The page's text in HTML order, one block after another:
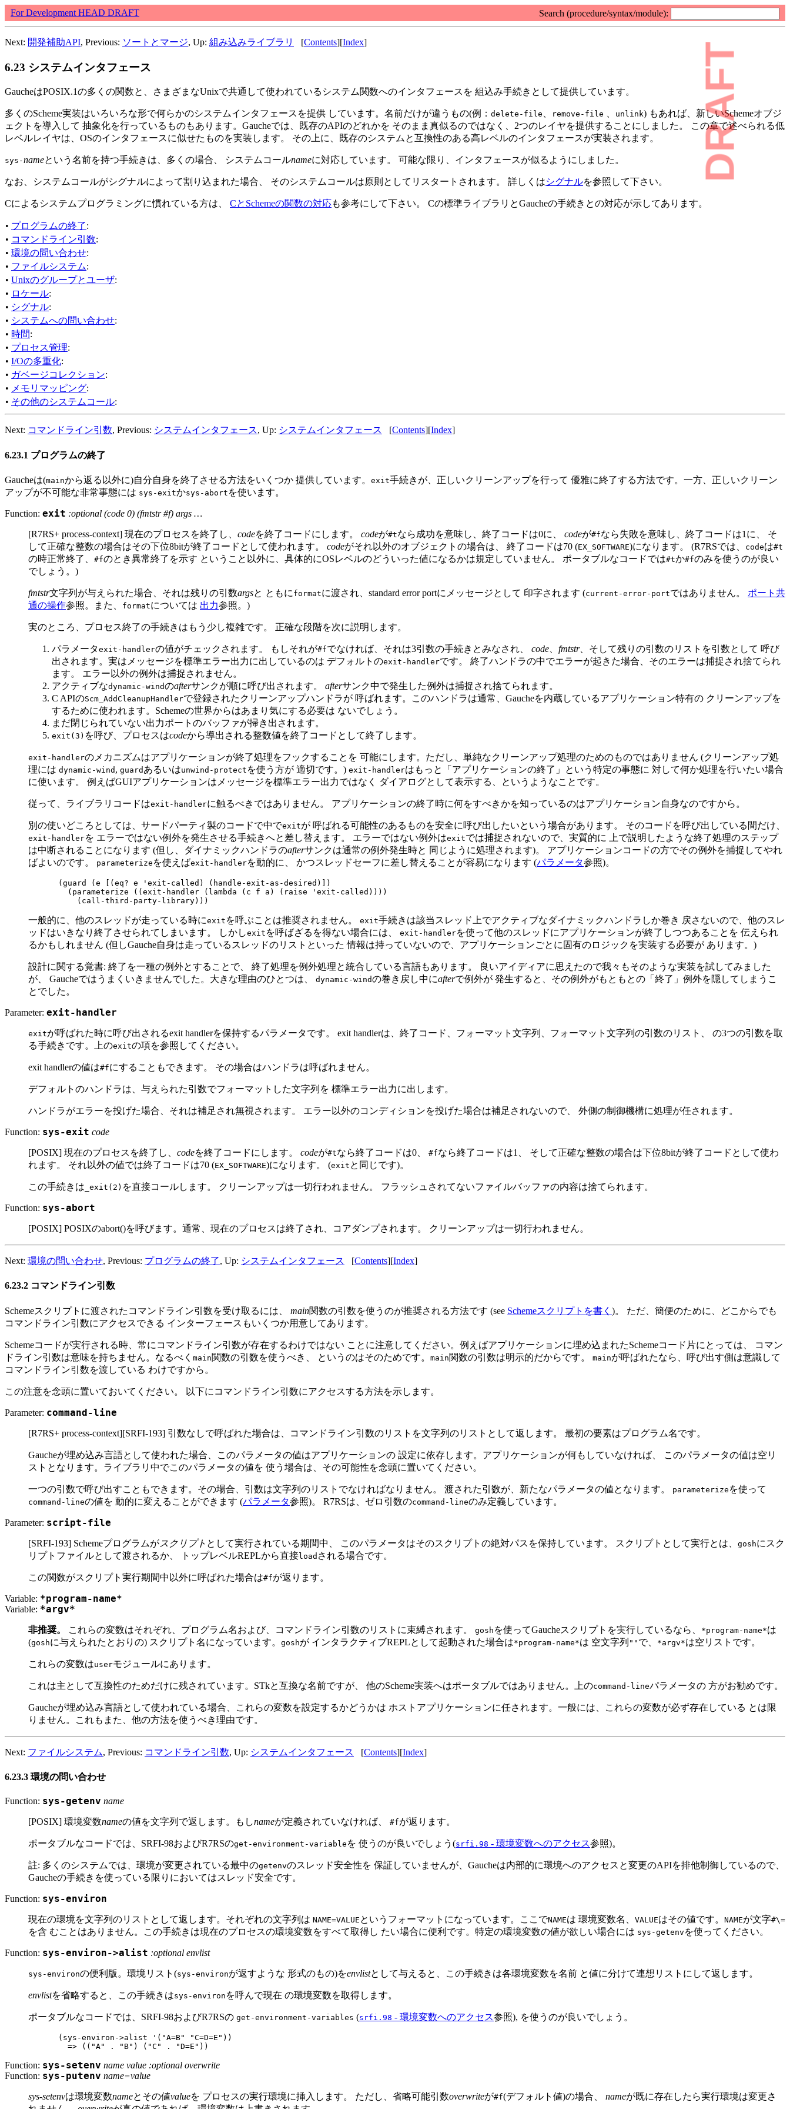
For Development HEAD DRAFT Search (procedure/syntax/module):
Next: 開発補助API, Previous: ソートとマージ, Up: 組み込みライブラリ [Contents][Index]
6.23 システムインタフェース
GaucheはPOSIX.1の多くの関数と、さまざまなUnixで共通して使われているシステム関数へのインタフェースを 組込み手続きとして提供しています。
多くのScheme実装はいろいろな形で何らかのシステムインタフェースを提供 しています。名前だけが違うもの(例： delete-file 、 remove-file 、 unlink) もあれば、新しいSchemeオブジ
ェクトを導入して 抽象化を行っているものもあります。Gaucheでは、既存のAPIのどれかを そのまま真似るのではなく、2つのレイヤを提供することにしました。 この章で述べられる低
レベルレイヤは、OSのインタフェースに似せたものを実装します。 その上に、既存のシステムと互換性のある高レベルのインタフェースが実装されます。
sys-nameという名前を持つ手続きは、多くの場合、 システムコールnameに対応しています。 可能な限り、インタフェースが似るようにしました。
なお、システムコールがシグナルによって割り込まれた場合、 そのシステムコールは原則としてリスタートされます。 詳しくはシグナルを参照して下さい。
Cによるシステムプログラミングに慣れている方は、 CとSchemeの関数の対応も参考にして下さい。 Cの標準ライブラリとGaucheの手続きとの対応が示してあります。
• プログラムの終了:
• コマンドライン引数:
• 環境の問い合わせ:
• ファイルシステム:
• Unixのグループとユーザ:
• ロケール:
• シグナル:
• システムへの問い合わせ:
• 時間:
• プロセス管理:
• I/Oの多重化:
• ガベージコレクション:
• メモリマッピング:
• その他のシステムコール:
Next: コマンドライン引数, Previous: システムインタフェース, Up: システムインタフェース [Contents][Index]
6.23.1 プログラムの終了
Gaucheは(mainから返る以外に)自分自身を終了させる方法をいくつか 提供しています。 exit手続きが、正しいクリーンアップを行って 優雅に終了する方法です。一方、正しいクリーン
アップが不可能な非常事態には sys-exitかsys-abort を使います。
Function: exit :optional (code 0) (fmtstr #f) args …
[R7RS+ process-context] 現在のプロセスを終了し、 codeを終了コードにします。 codeが#tなら成功を意味し、終了コードは0に、 codeが#fなら失敗を意味し、終了コードは1に、 そ
して正確な整数の場合はその下位8bitが終了コードとして使われます。 codeがそれ以外のオブジェクトの場合は、 終了コードは70 (EX_SOFTWARE)になります。 (R7RSでは、 codeは#t
の時正常終了、 #fのとき異常終了を示す ということ以外に、具体的にOSレベルのどういった値になるかは規定していません。 ポータブルなコードでは#tか#fのみを使うのが良い
でしょう。)
fmtstr文字列が与えられた場合、それは残りの引数argsと ともに formatに渡され、standard error portにメッセージとして 印字されます (current-error-portではありません。 ポート共
通の操作参照。また、 formatについては 出力参照。)
実のところ、プロセス終了の手続きはもう少し複雑です。 正確な段階を次に説明します。
パラメータexit-handlerの値がチェックされます。 もしそれが#fでなければ、それは3引数の手続きとみなされ、 code fmtstr、そして残りの引数のリストを引数として 呼び
出されます。実はメッセージを標準エラー出力に出しているのは デフォルトのexit-handlerです。 終了ハンドラの中でエラーが起きた場合、そのエラーは捕捉され捨てられ
ます。 エラー以外の例外は捕捉されません。
アクティブなdynamic-windのafterサンクが順に呼び出されます。 afterサンク中で発生した例外は捕捉され捨てられます。
C APIのScm_AddCleanupHandlerで登録されたクリーンアップハンドラが 呼ばれます。このハンドラは通常、Gaucheを内蔵しているアプリケーション特有の クリーンアップを
するために使われます。Schemeの世界からはあまり気にする必要は ないでしょう。
まだ閉じられていない出力ポートのバッファが掃き出されます。
exit(3) を呼び、プロセスはcodeから導出される整数値を終了コードとして終了します。
exit-handlerのメカニズムはアプリケーションが終了処理をフックすることを 可能にします。ただし、単純なクリーンアップ処理のためのものではありません (クリーンアップ処
理には dynamic-wind , guard あるいはunwind-protect を使う方が 適切です。) exit-handlerはもっと「アプリケーションの終了」という特定の事態に 対して何か処理を行いたい場合
に使います。 例えばGUIアプリケーションはメッセージを標準エラー出力ではなく ダイアログとして表示する、というようなことです。
従って、ライブラリコードはexit-handlerに触るべきではありません。 アプリケーションの終了時に何をすべきかを知っているのはアプリケーション自身なのですから。
別の使いどころとしては、サードパーティ製のコードで中でexitが 呼ばれる可能性のあるものを安全に呼び出したいという場合があります。 そのコードを呼び出している間だけ、
exit-handlerを エラーではない例外を発生させる手続きへと差し替えます。 エラーではない例外はexitでは捕捉されないので、実質的に 上で説明したような終了処理のステップ
は中断されることになります (但し、ダイナミックハンドラのafterサンクは通常の例外発生時と 同じように処理されます)。 アプリケーションコードの方でその例外を捕捉してやれ
ばよいのです。
parameterize を使えばexit-handlerを動的に、 かつスレッドセーフに差し替えることが容易になります (パラメータ参照)。
(guard (e [(eq? e 'exit-called) (handle-exit-as-desired)])
  (parameterize ((exit-handler (lambda (c f a) (raise 'exit-called))))
一般的に、他のスレッドが走っている時にexit を呼ぶことは推奨されません。 exit手続きは該当スレッド上でアクティブなダイナミックハンドラしか巻き 戻さないので、他のスレ
ッドはいきなり終了させられてしまいます。 しかしexit を呼ばざるを得ない場合には、 exit-handlerを使って他のスレッドにアプリケーションが終了しつつあることを 伝えられ
るかもしれません (但しGauche自身は走っているスレッドのリストといった 情報は持っていないので、アプリケーションごとに固有のロジックを実装する必要が あります。)
設計に関する覚書: 終了を一種の例外とすることで、 終了処理を例外処理と統合している言語もあります。 良いアイディアに思えたので我々もそのような実装を試してみました
が、 Gaucheではうまくいきませんでした。大きな理由のひとつは、 dynamic-windの巻き戻し中にafterで例外が 発生すると、その例外がもともとの「終了」例外を隠してしまうこ
とでした。
Parameter: exit-handler
exitが呼ばれた時に呼び出されるexit handlerを保持するパラメータです。 exit handlerは、終了コード、フォーマット文字列、フォーマット文字列の引数のリスト、 の3つの引数を取
る手続きです。上のexitの項を参照してください。
exit handlerの値は#fにすることもできます。 その場合はハンドラは呼ばれません。
デフォルトのハンドラは、与えられた引数でフォーマットした文字列を 標準エラー出力に出します。
ハンドラがエラーを投げた場合、それは補足され無視されます。 エラー以外のコンディションを投げた場合は補足されないので、 外側の制御機構に処理が任されます。
Function: sys-exit code
[POSIX] 現在のプロセスを終了し、 codeを終了コードにします。 codeが#tなら終了コードは0、 #fなら終了コードは1、 そして正確な整数の場合は下位8bitが終了コードとして使わ
れます。 それ以外の値では終了コードは70 (EX_SOFTWARE)になります。 (exit と同じです)。
この手続きは _exit(2) を直接コールします。 クリーンアップは一切行われません。 フラッシュされてないファイルバッファの内容は捨てられます。
Function: sys-abort
[POSIX] POSIXのabort()を呼びます。通常、現在のプロセスは終了され、コアダンプされます。 クリーンアップは一切行われません。
Next: 環境の問い合わせ, Previous: プログラムの終了, Up: システムインタフェース [Contents][Index]
6.23.2 コマンドライン引数
Schemeスクリプトに渡されたコマンドライン引数を受け取るには、 main関数の引数を使うのが推奨される方法です (see Schemeスクリプトを書く )。 ただ、簡便のために、どこからでも
コマンドライン引数にアクセスできる インターフェースもいくつか用意してあります。
Schemeコードが実行される時、常にコマンドライン引数が存在するわけではない ことに注意してください。例えばアプリケーションに埋め込まれたSchemeコード片にとっては、 コマン
ドライン引数は意味を持ちません。なるべく main関数の引数を使うべき、 というのはそのためです。 main関数の引数は明示的だからです。 mainが呼ばれたなら、呼び出す側は意識して
コマンドライン引数を渡している わけですから。
この注意を念頭に置いておいてください。 以下にコマンドライン引数にアクセスする方法を示します。
Parameter: command-line
[R7RS+ process-context][SRFI-193] 引数なしで呼ばれた場合は、コマンドライン引数のリストを文字列のリストとして返します。 最初の要素はプログラム名です。
Gaucheが埋め込み言語として使われた場合、このパラメータの値はアプリケーションの 設定に依存します。アプリケーションが何もしていなければ、 このパラメータの値は空リ
ストとなります。ライブラリ中でこのパラメータの値を 使う場合は、その可能性を念頭に置いてください。
一つの引数で呼び出すこともできます。その場合、引数は文字列のリストでなければなりません。 渡された引数が、新たなパラメータの値となります。 parameterize を使って
command-lineの値を 動的に変えることができます (パラメータ参照)。 R7RSは、ゼロ引数のcommand-lineのみ定義しています。
Parameter: script-file
[SRFI-193] Schemeプログラムが スクリプト として実行されている期間中、 このパラメータはそのスクリプトの絶対パスを保持しています。 スクリプトとして実行とは、 goshにスク
リプトファイルとして渡されるか、 トップレベルREPLから直接load される場合です。
この関数がスクリプト実行期間中以外に呼ばれた場合は#fが返ります。
Variable: *program-name*
Variable: *argv*
非推奨。 これらの変数はそれぞれ、プログラム名および、コマンドライン引数のリストに束縛されます。 gosh を使ってGaucheスクリプトを実行しているなら、 *program-name*は
(goshに与えられたとおりの) スクリプト名になっています。 goshが インタラクティブREPLとして起動された場合は*program-name*は 空文字列 "" で、 *argv*は空リストです。
これらの変数はuserモジュールにあります。
これは主として互換性のためだけに残されています。STkと互換な名前ですが、 他のScheme実装へはポータブルではありません。上のcommand-lineパラメータの 方がお勧めです。
Gaucheが埋め込み言語として使われている場合、これらの変数を設定するかどうかは ホストアプリケーションに任されます。一般には、これらの変数が必ず存在している とは限
りません。これもまた、他の方法を使うべき理由です。
Next: ファイルシステム, Previous: コマンドライン引数, Up: システムインタフェース [Contents][Index]
6.23.3 環境の問い合わせ
Function: sys-getenv name
[POSIX] 環境変数nameの値を文字列で返します。もしnameが定義されていなければ、 #fが返ります。
ポータブルなコードでは、SRFI-98およびR7RSのget-environment-variable を 使うのが良いでしょう(srfi.98 - 環境変数へのアクセス参照)。
註: 多くのシステムでは、環境が変更されている最中のgetenvのスレッド安全性を 保証していませんが、Gaucheは内部的に環境へのアクセスと変更のAPIを排他制御しているので、
Gaucheの手続きを使っている限りにおいてはスレッド安全です。
Function: sys-environ
現在の環境を文字列のリストとして返します。それぞれの文字列は NAME=VALUE というフォーマットになっています。ここでNAMEは 環境変数名、 VALUEはその値です。 NAMEが文字#\=
を含 むことはありません。この手続きは現在のプロセスの環境変数をすべて取得し たい場合に便利です。特定の環境変数の値が欲しい場合には sys-getenv を使ってください。
Function: sys-environ->alist :optional envlist
sys-environの便利版。環境リスト(sys-environが返すような 形式のもの)をenvlistとして与えると、この手続きは各環境変数を名前 と値に分けて連想リストにして返します。
envlistを省略すると、この手続きはsys-environ を呼んで現在 の環境変数を取得します。
ポータブルなコードでは、SRFI-98およびR7RSの get-environment-variables (srfi.98 - 環境変数へのアクセス参照), を使うのが良いでしょう。
(sys-environ->alist '("A=B" "C=D=E"))
Function: sys-setenv name value :optional overwrite
Function: sys-putenv name=value
sys-setenvは環境変数nameとその値valueを プロセスの実行環境に挿入します。 ただし、省略可能引数overwriteが#f(デフォルト値)の場合、 nameが既に存在したら実行環境は変更さ
DRAFT